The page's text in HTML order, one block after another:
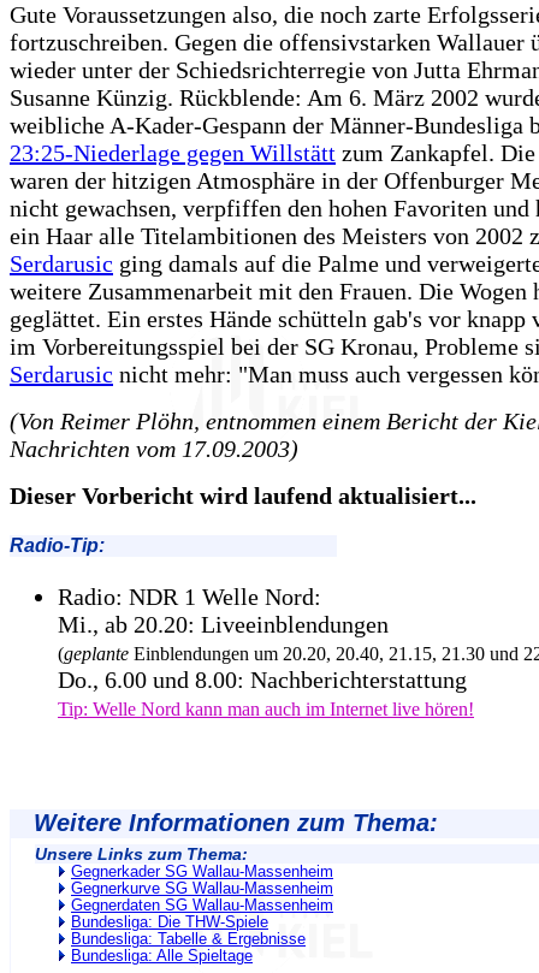
Gute Voraussetzungen also, die noch zarte
fortzuschreiben. Gegen die offensivstarken Wallauer
wieder unter der Schiedsrichterregie von Jutta
Susanne Künzig. Rückblende: Am 6. März 2002
weibliche A-Kader-Gespann der Männer-Bundesliga
23:25-Niederlage gegen Willstätt zum Zankapfel. Die
waren der hitzigen Atmosphäre in der Offenburger
nicht gewachsen, verpfiffen den hohen Favoriten und
ein Haar alle Titelambitionen des Meisters von 2002
Serdarusic ging damals auf die Palme und
weitere Zusammenarbeit mit den Frauen. Die Wogen
geglättet. Ein erstes Hände schütteln gab's vor knapp
im Vorbereitungsspiel bei der SG Kronau, Probleme
Serdarusic nicht mehr: "Man muss auch vergessen
(Von Reimer Plöhn, entnommen einem Bericht der
Nachrichten vom 17.09.2003)
Dieser Vorbericht wird laufend aktualisiert...
Radio-Tip:
Radio: NDR 1 Welle Nord:
Mi., ab 20.20: Liveeinblendungen
(geplante Einblendungen um 20.20, 20.40, 21.15, 21.30 und
Do., 6.00 und 8.00: Nachberichterstattung
Tip: Welle Nord kann man auch im Internet live hören!
Weitere Informationen zum Thema:
Unsere Links zum Thema:
Gegnerkader SG Wallau-Massenheim
Gegnerkurve SG Wallau-Massenheim
Gegnerdaten SG Wallau-Massenheim
Bundesliga: Die THW-Spiele
Bundesliga: Tabelle & Ergebnisse
Bundesliga: Alle Spieltage